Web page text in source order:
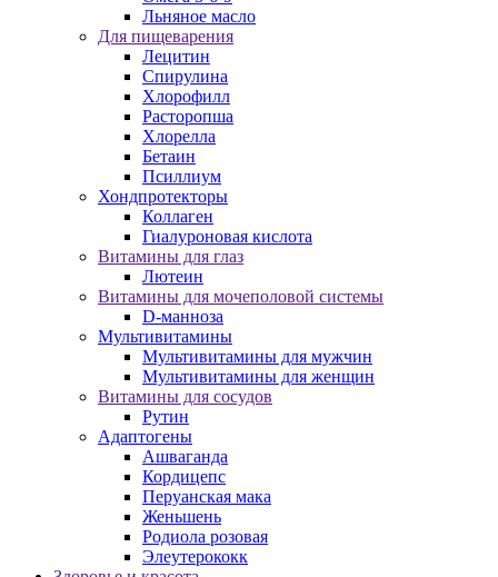
Льняное масло
Для пищеварения
Лецитин
Спирулина
Хлорофилл
Расторопша
Хлорелла
Бетаин
Псиллиум
Хондпротекторы
Коллаген
Гиалуроновая кислота
Витамины для глаз
Лютеин
Витамины для мочеполовой системы
D-манноза
Мультивитамины
Мультивитамины для мужчин
Мультивитамины для женщин
Витамины для сосудов
Рутин
Адаптогены
Ашваганда
Кордицепс
Перуанская мака
Женьшень
Родиола розовая
Элеутерококк